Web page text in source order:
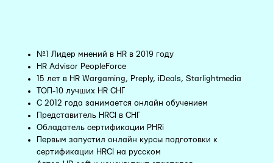
№1 Лидер мнений в HR в 2019 году
HR Advisor PeopleForce
15 лет в HR Wargaming, Preply, iDeals, Starlightmedia
ТОП-10 лучших HR СНГ
С 2012 года занимается онлайн обучением
Представитель HRCI в СНГ
Обладатель сертификации PHRi
Первым запустил онлайн курсы подготовки к
сертификации HRCI на русском